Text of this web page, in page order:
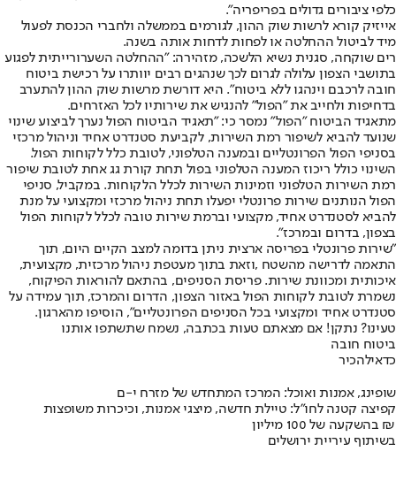
כלפי ציבורים גדולים בפריפריה".
אייזיק קורא לרשות שוק ההון, לגורמים בממשלה ולחברי הכנסת לפעול
מיד לביטול ההחלטה או לפחות לדחות אותה בשנה.
רים שוקחה, סגנית נשיא הלשכה, מזהירה: "ההחלטה השערורייתית לפגוע
בתושבי הצפון עלולה לגרום לכך שנהגים רבים יוותרו על רכישת ביטוח
חובה לרכבם וינהגו ללא ביטוח". היא דורשת מרשות שוק ההון להתערב
בדחיפות ולחייב את "הפול" להנגיש את שירותיו לכל האזרחים.
מתאגיד הביטוח ״הפול״ נמסר כי: ״תאגיד הביטוח הפול נערך לביצוע שינוי
שנועד להביא לשיפור רמת השירות, לקביעת סטנדרט אחיד וניהול מרכזי
בסניפי הפול הפרונטליים ובמענה הטלפוני, לטובת כלל לקוחות הפול.
השינוי כולל ריכוז המענה הטלפוני בפול תחת קורת גג אחת לטובת שיפור
רמת השירות הטלפוני וזמינות השירות לכלל הלקוחות. במקביל, סניפי
הפול הנותנים שירות פרונטלי יפעלו תחת ניהול מרכזי ומקצועי על מנת
להביא לסטנדרט אחיד, מקצועי וברמת שירות טובה לכלל לקוחות הפול
בצפון, בדרום ובמרכז".
"שירות פרונטלי בפריסה ארצית ניתן בדומה למצב הקיים היום, תוך
התאמה לדרישה מהשטח ,וזאת בתוך מעטפת ניהול מרכזית, מקצועית,
איכותית ומכוונת שירות. פריסת הסניפים, בהתאם להוראות הפיקוח,
נשמרת לטובת לקוחות הפול באזור הצפון, הדרום והמרכז, תוך עמידה על
סטנדרט אחיד ומקצועי בכל הסניפים הפרונטליים״, הוסיפו מהארגון.
טעינו? נתקן! אם מצאתם טעות בכתבה, נשמח שתשתפו אותנו
ביטוח חובה
כדאילהכיר
שופינג, אמנות ואוכל: המרכז המתחדש של מזרח י-ם
קפיצה קטנה לחו"ל: טיילת חדשה, מיצגי אמנות, וכיכרות משופצות
בהשקעה של 100 מיליון ₪
בשיתוף עיריית ירושלים